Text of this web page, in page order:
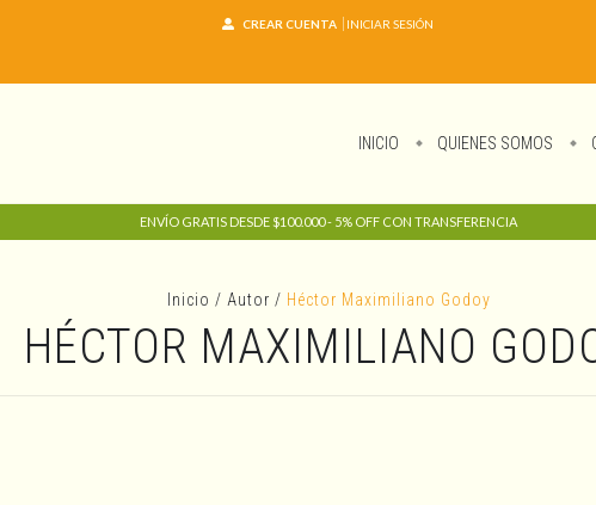
CREAR CUENTA INICIAR SESIÓN
INICIO QUIENES SOMOS
ENVÍO GRATIS DESDE $100.000 - 5% OFF CON TRANSFERENCIA
Inicio / Autor / Héctor Maximiliano Godoy
HÉCTOR MAXIMILIANO